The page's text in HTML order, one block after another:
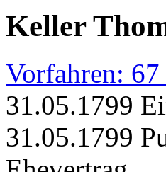
Keller
Vorfahren:
31.05.1799
31.05.1799